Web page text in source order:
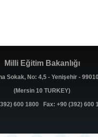
Milli Eğitim Bakanlığı
Sokak, No: 4,5 - Yenişehir -
(Mersin 10 TURKEY)
600 1800 Fax: +90 (392) 600